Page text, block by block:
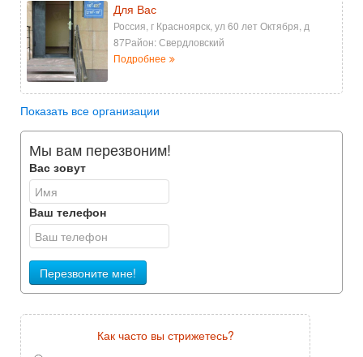
Для Вас
Россия, г Красноярск, ул 60 лет Октября, д
87Район: Свердловский
Подробнее
Показать все организации
Мы вам перезвоним!
Вас зовут
Ваш телефон
Перезвоните мне!
Как часто вы стрижетесь?